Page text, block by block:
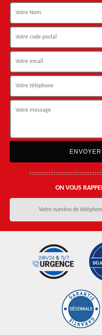
ON VOUS